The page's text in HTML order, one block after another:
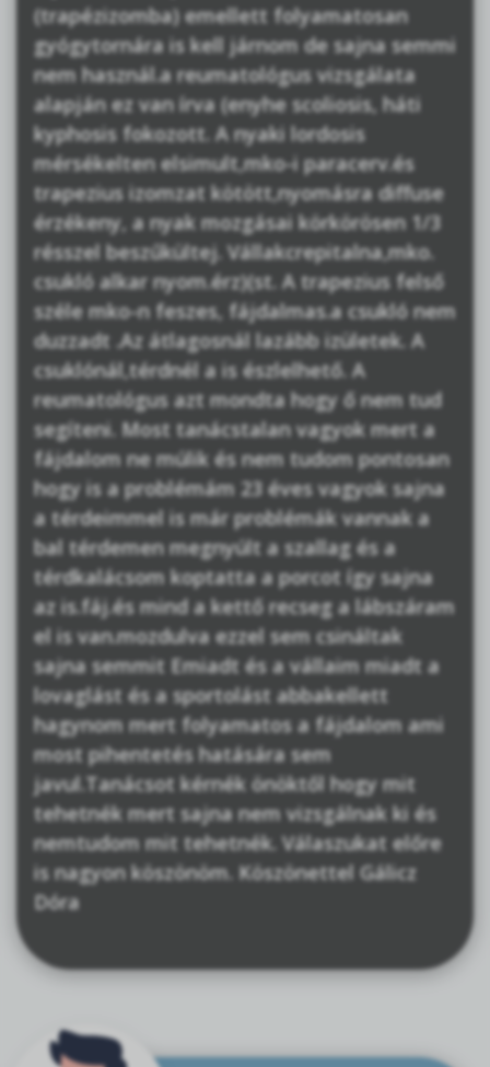
(trapézizomba) emellett folyamatosan
gyógytornára is kell járnom de sajna semmi
nem használ.a reumatológus vizsgálata
alapján ez van írva (enyhe scoliosis, háti
kyphosis fokozott. A nyaki lordosis
mérsékelten elsimult,mko-i paracerv.és
trapezius izomzat kötött,nyomásra diffuse
érzékeny, a nyak mozgásai körkörösen 1/3
résszel beszűkültej. Vállakcrepitalna,mko.
csukló alkar nyom.érz)(st. A trapezius felső
széle mko-n feszes, fájdalmas.a csukló nem
duzzadt .Az átlagosnál lazább izületek. A
csuklónál,térdnél a is észlelhető. A
reumatológus azt mondta hogy ő nem tud
segíteni. Most tanácstalan vagyok mert a
fájdalom ne múlik és nem tudom pontosan
hogy is a problémám 23 éves vagyok sajna
a térdeimmel is már problémák vannak a
bal térdemen megnyúlt a szallag és a
térdkalácsom koptatta a porcot így sajna
az is.fáj.és mind a kettő recseg a lábszáram
el is van.mozdulva ezzel sem csináltak
sajna semmit Emiadt és a vállaim miadt a
lovaglást és a sportolást abbakellett
hagynom mert folyamatos a fájdalom ami
most pihentetés hatására sem
javul.Tanácsot kérnék önöktől hogy mit
tehetnék mert sajna nem vizsgálnak ki és
nemtudom mit tehetnék. Válaszukat előre
is nagyon köszönöm. Köszönettel Gálicz
Dóra